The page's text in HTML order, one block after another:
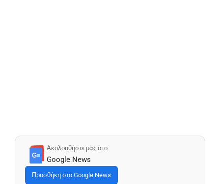
G≡
Ακολουθήστε μας στο
Google News
Προσθήκη στο Google News